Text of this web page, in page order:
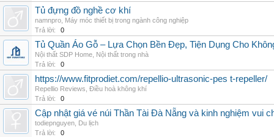
Tủ đựng đồ nghề cơ khí
namnpro Máy móc thiết bị trong ngành công nghiệp
Trả lời:
0
Tủ Quần Áo Gỗ – Lựa Chọn Bền Đẹp, Tiện Dụng Cho
Nội thất SDP Home Nội thất trong nhà
Trả lời:
0
https://www.fitprodiet.com/repellio-ultrasonic-pes t-repeller/
Repellio Reviews Điều hoà không khí
Trả lời:
0
Cập nhật giá vé núi Thần Tài Đà Nẵng và kinh nghiệm vui
todiepnguyen Du lịch
Trả lời:
0